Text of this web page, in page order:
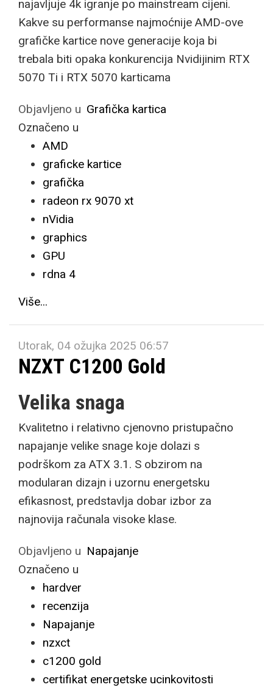
najavljuje 4k igranje po mainstream cijeni.
Kakve su performanse najmoćnije AMD-ove
grafičke kartice nove generacije koja bi
trebala biti opaka konkurencija Nvidijinim RTX
5070 Ti i RTX 5070 karticama
Objavljeno u Grafička kartica
Označeno u
AMD
graficke kartice
grafička
radeon rx 9070 xt
nVidia
graphics
GPU
rdna 4
Više...
Utorak, 04 ožujka 2025 06:57
NZXT C1200 Gold
Velika snaga
Kvalitetno i relativno cjenovno pristupačno
napajanje velike snage koje dolazi s
podrškom za ATX 3.1. S obzirom na
modularan dizajn i uzornu energetsku
efikasnost, predstavlja dobar izbor za
najnovija računala visoke klase.
Objavljeno u Napajanje
Označeno u
hardver
recenzija
Napajanje
nzxct
c1200 gold
certifikat energetske ucinkovitosti